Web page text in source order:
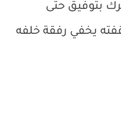
بتوفيق حتى
يخفي رفقة خلفه